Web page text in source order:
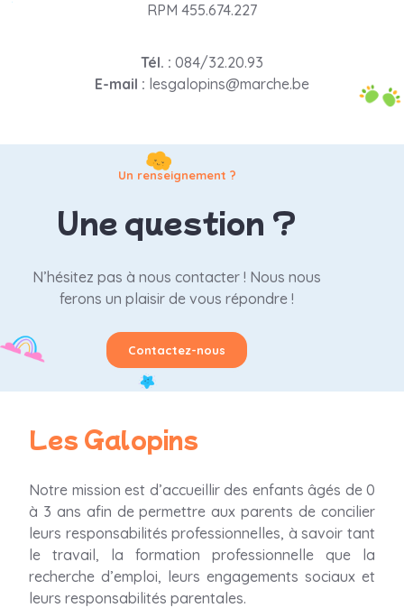
RPM 455.674.227
Tél. : 084/32.20.93
E-mail : lesgalopins@marche.be
Un renseignement ?
Une question ?
N’hésitez pas à nous contacter ! Nous nous
ferons un plaisir de vous répondre !
Contactez-nous
Les Galopins
Notre mission est d’accueillir des enfants âgés de 0
à 3 ans afin de permettre aux parents de concilier
leurs responsabilités professionnelles, à savoir tant
le travail, la formation professionnelle que la
recherche d’emploi, leurs engagements sociaux et
leurs responsabilités parentales.